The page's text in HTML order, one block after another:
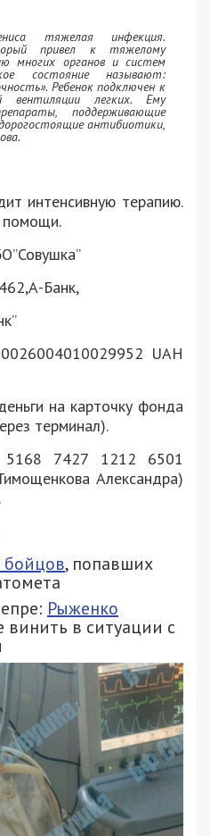
тяжелая инфекция.
привел к тяжелому
многих органов и систем
состояние называют:
Ребенок подключен к
вентиляции легких. Ему
поддерживающие
антибиотики,
интенсивную терапию.
помощи.
Банк,
UAH
на карточку фонда
терминал).
5168 7427 1212 6501
Александра)
бойцов, попавших
Рыженко
винить в ситуации с